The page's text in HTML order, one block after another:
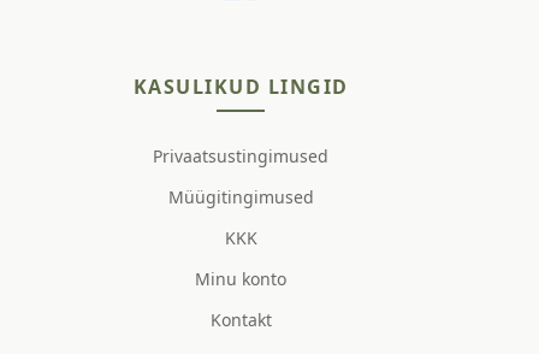
KASULIKUD LINGID
Privaatsustingimused
Müügitingimused
KKK
Minu konto
Kontakt